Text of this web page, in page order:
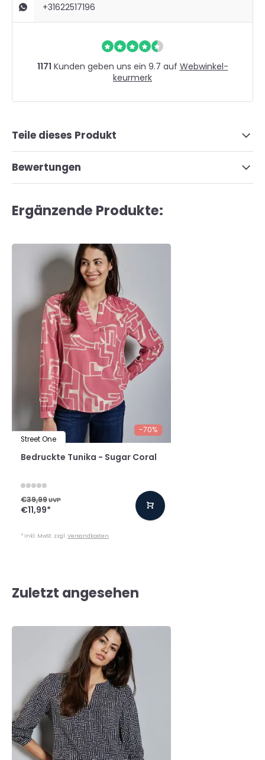
+31622517196
1171 Kunden geben uns ein 9.7 auf Webwinkel-
keurmerk
Teile dieses Produkt
Bewertungen
Ergänzende Produkte:
-70%
Street One
Bedruckte Tunika - Sugar Coral
€39,99UVP
€11,99*
* Inkl. MwSt. zzgl.Versandkosten
Zuletzt angesehen